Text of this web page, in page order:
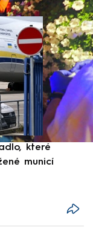
které
municí